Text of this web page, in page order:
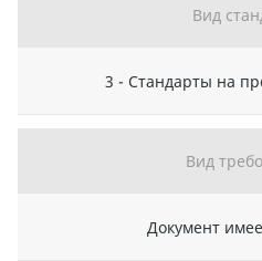
Вид
3 - Стандарты на
Вид
Документ